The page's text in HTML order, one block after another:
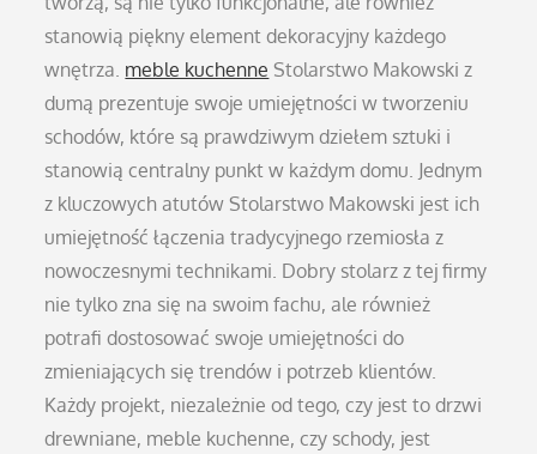
stanowią piękny element dekoracyjny każdego
wnętrza. meble kuchenne Stolarstwo Makowski z
dumą prezentuje swoje umiejętności w tworzeniu
schodów, które są prawdziwym dziełem sztuki i
stanowią centralny punkt w każdym domu. Jednym
z kluczowych atutów Stolarstwo Makowski jest ich
umiejętność łączenia tradycyjnego rzemiosła z
nowoczesnymi technikami. Dobry stolarz z tej firmy
nie tylko zna się na swoim fachu, ale również
potrafi dostosować swoje umiejętności do
zmieniających się trendów i potrzeb klientów.
Każdy projekt, niezależnie od tego, czy jest to drzwi
drewniane, meble kuchenne, czy schody, jest